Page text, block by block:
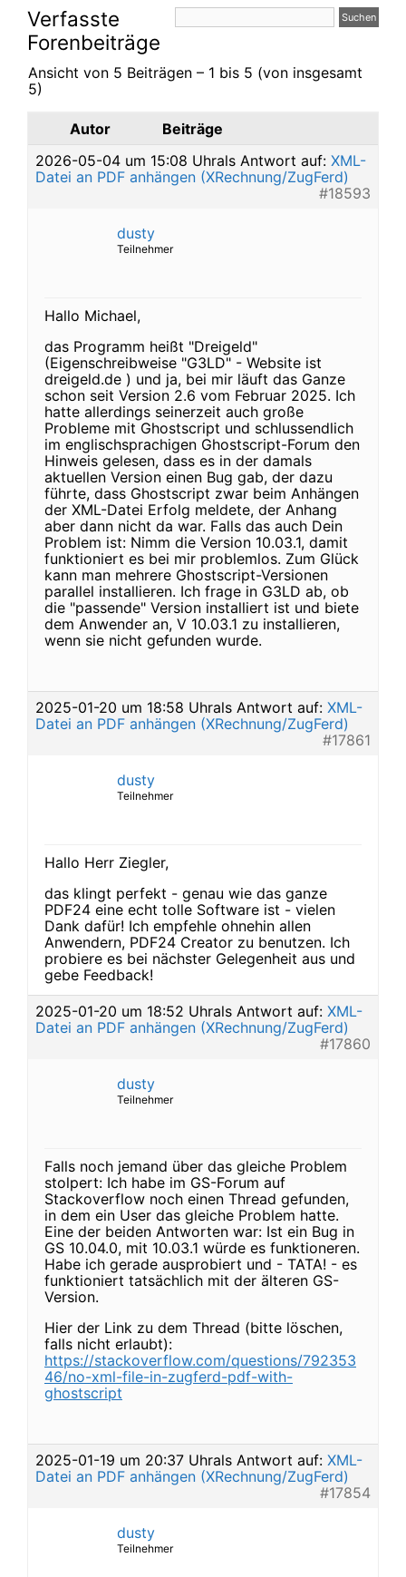
Verfasste
Forenbeiträge
Ansicht von 5 Beiträgen – 1 bis 5 (von insgesamt
5)
Autor
Beiträge
2026-05-04 um 15:08 Uhrals Antwort auf: XML-
Datei an PDF anhängen (XRechnung/ZugFerd)
#18593
dusty
Teilnehmer
Hallo Michael,
das Programm heißt "Dreigeld"
(Eigenschreibweise "G3LD" - Website ist
dreigeld.de ) und ja, bei mir läuft das Ganze
schon seit Version 2.6 vom Februar 2025. Ich
hatte allerdings seinerzeit auch große
Probleme mit Ghostscript und schlussendlich
im englischsprachigen Ghostscript-Forum den
Hinweis gelesen, dass es in der damals
aktuellen Version einen Bug gab, der dazu
führte, dass Ghostscript zwar beim Anhängen
der XML-Datei Erfolg meldete, der Anhang
aber dann nicht da war. Falls das auch Dein
Problem ist: Nimm die Version 10.03.1, damit
funktioniert es bei mir problemlos. Zum Glück
kann man mehrere Ghostscript-Versionen
parallel installieren. Ich frage in G3LD ab, ob
die "passende" Version installiert ist und biete
dem Anwender an, V 10.03.1 zu installieren,
wenn sie nicht gefunden wurde.
2025-01-20 um 18:58 Uhrals Antwort auf: XML-
Datei an PDF anhängen (XRechnung/ZugFerd)
#17861
dusty
Teilnehmer
Hallo Herr Ziegler,
das klingt perfekt - genau wie das ganze
PDF24 eine echt tolle Software ist - vielen
Dank dafür! Ich empfehle ohnehin allen
Anwendern, PDF24 Creator zu benutzen. Ich
probiere es bei nächster Gelegenheit aus und
gebe Feedback!
2025-01-20 um 18:52 Uhrals Antwort auf: XML-
Datei an PDF anhängen (XRechnung/ZugFerd)
#17860
dusty
Teilnehmer
Falls noch jemand über das gleiche Problem
stolpert: Ich habe im GS-Forum auf
Stackoverflow noch einen Thread gefunden,
in dem ein User das gleiche Problem hatte.
Eine der beiden Antworten war: Ist ein Bug in
GS 10.04.0, mit 10.03.1 würde es funktioneren.
Habe ich gerade ausprobiert und - TATA! - es
funktioniert tatsächlich mit der älteren GS-
Version.
Hier der Link zu dem Thread (bitte löschen,
falls nicht erlaubt):
https://stackoverflow.com/questions/792353
46/no-xml-file-in-zugferd-pdf-with-
ghostscript
2025-01-19 um 20:37 Uhrals Antwort auf: XML-
Datei an PDF anhängen (XRechnung/ZugFerd)
#17854
dusty
Teilnehmer